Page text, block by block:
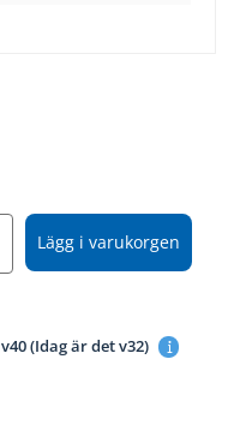
Lägg i varukorgen
v40 (Idag är det v32)